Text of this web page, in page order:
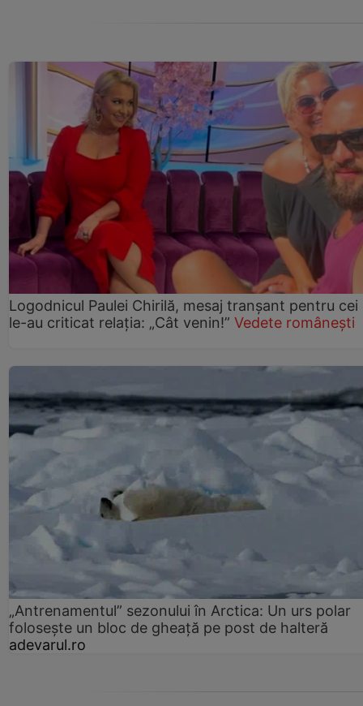
Logodnicul Paulei Chirilă, mesaj tranșant pentru cei
le-au criticat relația: „Cât venin!” Vedete românești
„Antrenamentul” sezonului în Arctica: Un urs polar
folosește un bloc de gheață pe post de halteră
adevarul.ro